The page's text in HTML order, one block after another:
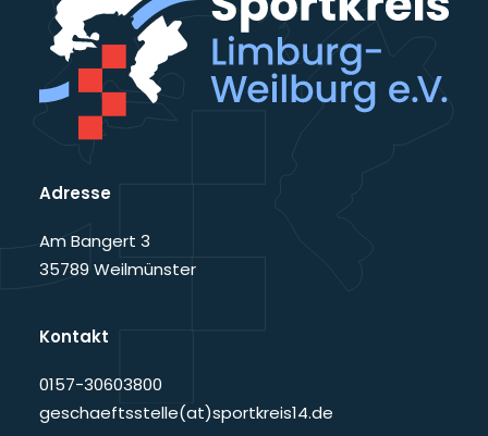
Adresse
Am Bangert 3
35789 Weilmünster
Kontakt
0157-30603800
geschaeftsstelle(at)sportkreis14.de